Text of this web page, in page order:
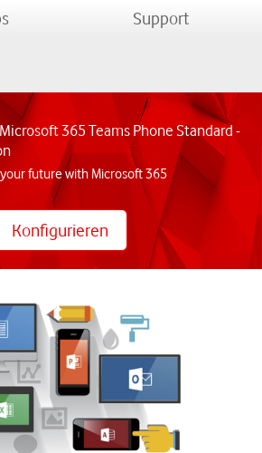
menu Supportmenu
Phone Standard - Addon
365 Teams Phone Standard -
future with Microsoft 365
Konfigurieren